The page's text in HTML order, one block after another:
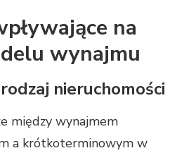
na
wynajmu
nieruchomości
między wynajmem
a krótkoterminowym w